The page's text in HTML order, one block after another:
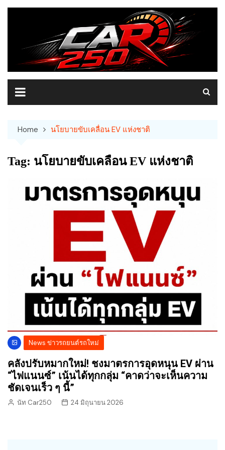
Skip
Home นโยบายขับเคลื่อน EV แห่งชาติ
Tag: นโยบายขับเคลื่อน EV แห่งชาติ
News ข่าวรถยนต์รถใหม่
คลังปรับหมากใหม่! ชงมาตรการอุดหนุน EV ผ่าน
“ไฟแนนซ์” เน้นได้ทุกกลุ่ม “คาดว่าจะเห็นความ
ชัดเจนเร็ว ๆ นี้”
นัท Car250 24 มิถุนายน 2026